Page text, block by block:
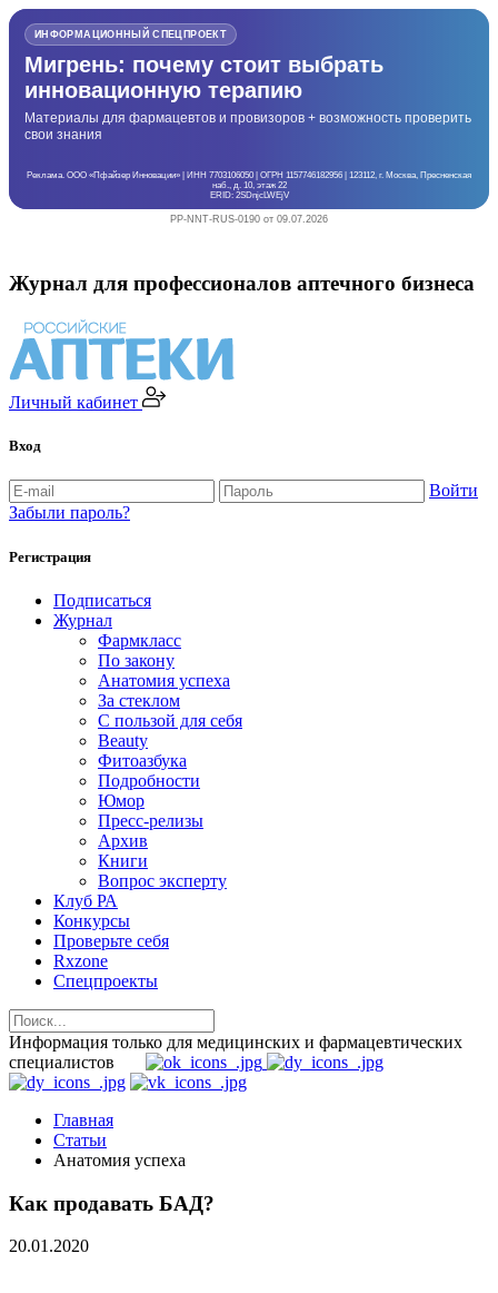
ИНФОРМАЦИОННЫЙ СПЕЦПРОЕКТ
Мигрень: почему стоит выбрать
инновационную терапию
Материалы для фармацевтов и провизоров + возможность проверить
свои знания
Реклама. ООО «Пфайзер Инновации» | ИНН 7703106050 | ОГРН 1157746182956 | 123112, г. Москва, Пресненская
наб., д. 10, этаж 22
ERID: 2SDnjcLWEjV
PP-NNT-RUS-0190 от 09.07.2026
Журнал для профессионалов аптечного бизнеса
Личный кабинет
Вход
Войти
Забыли пароль?
Регистрация
Подписаться
Журнал
Фармкласс
По закону
Анатомия успеха
За стеклом
С пользой для себя
Beauty
Фитоазбука
Подробности
Юмор
Пресс-релизы
Архив
Книги
Вопрос эксперту
Клуб РА
Конкурсы
Проверьте себя
Rxzone
Спецпроекты
Информация только для медицинских и фармацевтических
специалистов
Главная
Статьи
Анатомия успеха
Как продавать БАД?
20.01.2020